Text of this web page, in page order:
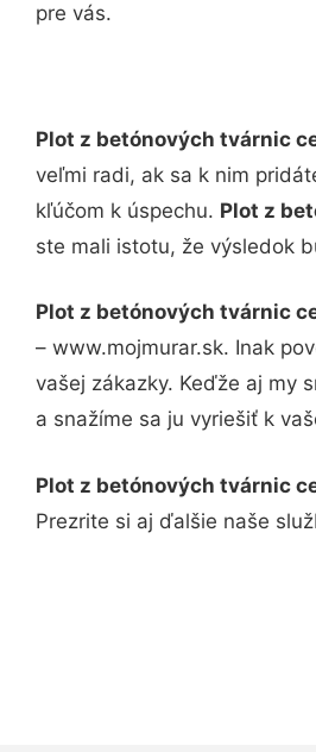
pre vás.
Plot z betónových tvárnic
veľmi radi, ak sa k nim
kľúčom k úspechu. Plot z
ste mali istotu, že výsledok
Plot z betónových tvárnic
– www.mojmurar.sk. Inak
vašej zákazky. Keďže aj my
a snažíme sa ju vyriešiť k
Plot z betónových tvárnic
Prezrite si aj ďalšie naše